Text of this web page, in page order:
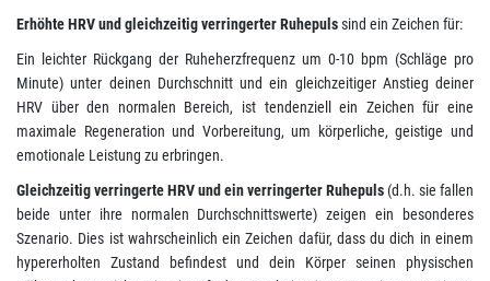
Erhöhte HRV und gleichzeitig verringerter Ruhepulssind ein Zeichen für:
Ein leichter Rückgang der Ruheherzfrequenz um 0-10 bpm (Schläge pro
Minute) unter deinen Durchschnitt und ein gleichzeitiger Anstieg deiner
HRV über den normalen Bereich, ist tendenziell ein Zeichen für eine
maximale Regeneration und Vorbereitung, um körperliche, geistige und
emotionale Leistung zu erbringen.
Gleichzeitig verringerte HRV und ein verringerter Ruhepuls (d.h. sie fallen
beide unter ihre normalen Durchschnittswerte) zeigen ein besonderes
Szenario. Dies ist wahrscheinlich ein Zeichen dafür, dass du dich in einem
hypererholten Zustand befindest und dein Körper seinen physischen